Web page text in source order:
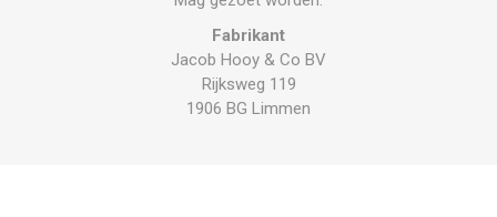
Fabrikant
Jacob Hooy & Co BV
Rijksweg 119
1906 BG Limmen